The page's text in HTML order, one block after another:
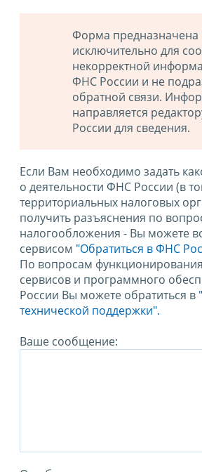
Форма предназначена
исключительно для
некорректной
ФНС России и не
обратной связи.
направляется
России для сведения.
Если Вам необходимо задать
о деятельности ФНС России (в
территориальных налоговых
получить разъяснения по
налогообложения - Вы можете
сервисом "Обратиться в ФНС
По вопросам
сервисов и программного
России Вы можете обратиться в
технической поддержки".
Ваше сообщение: